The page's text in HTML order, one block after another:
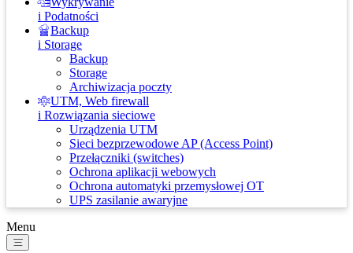
i Podatności
Backup
i Storage
Backup
Storage
Archiwizacja poczty
UTM, Web firewall
i Rozwiązania sieciowe
Urządzenia UTM
Sieci bezprzewodowe AP (Access Point)
Przełączniki (switches)
Ochrona aplikacji webowych
Ochrona automatyki przemysłowej OT
UPS zasilanie awaryjne
Menu